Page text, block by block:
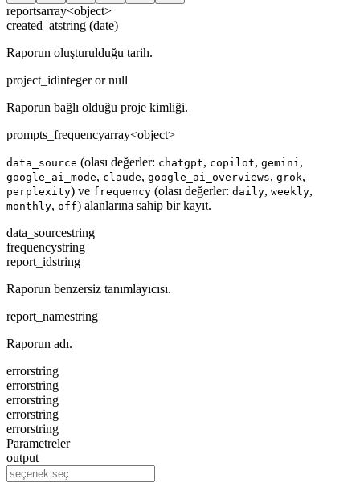
reportsarray<object>
created_atstring (date)
Raporun oluşturulduğu tarih.
project_idinteger or null
Raporun bağlı olduğu proje kimliği.
prompts_frequencyarray<object>
data_source (olası değerler: chatgpt, copilot, gemini,
google_ai_mode, claude, google_ai_overviews, grok,
perplexity) ve frequency (olası değerler: daily, weekly,
monthly, off) alanlarına sahip bir kayıt.
data_sourcestring
frequencystring
report_idstring
Raporun benzersiz tanımlayıcısı.
report_namestring
Raporun adı.
errorstring
errorstring
errorstring
errorstring
errorstring
Parametreler
output